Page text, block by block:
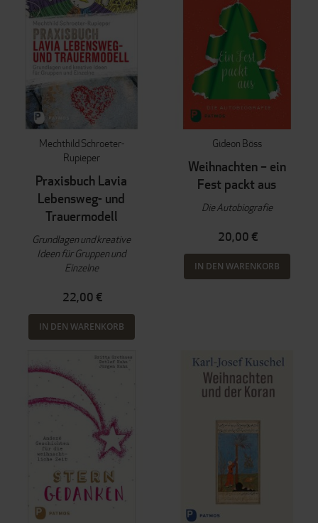
Mechthild Schroeter-
Rupieper
Praxisbuch Lavia
Lebensweg- und
Trauermodell
Grundlagen und kreative
Ideen für Gruppen und
Einzelne
22,00 €
IN DEN WARENKORB
Gideon Böss
Weihnachten – ein
Fest packt aus
Die Autobiografie
20,00 €
IN DEN WARENKORB